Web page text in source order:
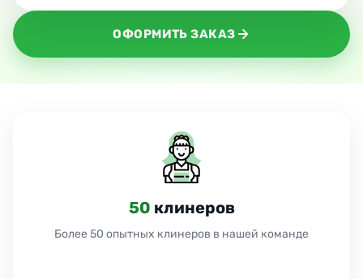
ОФОРМИТЬ ЗАКАЗ
50 клинеров
Более 50 опытных клинеров в нашей команде